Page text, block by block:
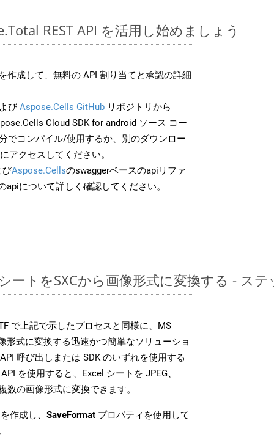
REST API を活用し始めましょう
作成して、無料の API 割り当てと承認の詳細
びAspose.Cells GitHub リポジトリから
Cloud SDK for android ソース コー
でコンパイル/使用するか、別のダウンロー
アクセスしてください。
びAspose.Cellsのswaggerベースのapiリファ
apiについて詳しく確認してください。
ートをSXCから画像形式に変換する - ス
で上記で示したプロセスと同様に、MS
形式に変換する迅速かつ簡単なソリューショ
呼び出しまたは SDK のいずれを使用する
を使用すると、Excel シートを JPEG、
数の画像形式に変換できます。
作成し、 SaveFormat プロパティを使用して